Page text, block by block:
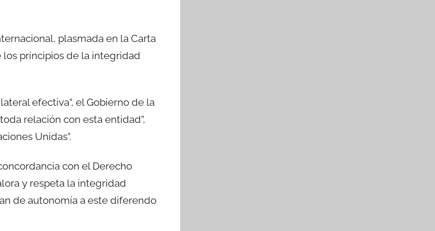
plasmada en la Carta
los principios de la integridad
efectiva”, el Gobierno de la
relación con esta entidad”,
Unidas”.
con el Derecho
y respeta la integridad
de autonomía a este diferendo